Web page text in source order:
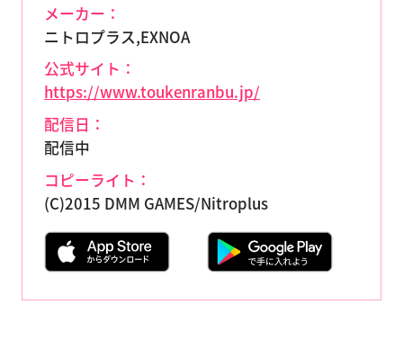
メーカー：
ニトロプラス,EXNOA
公式サイト：
https://www.toukenranbu.jp/
配信日：
配信中
コピーライト：
(C)2015 DMM GAMES/Nitroplus